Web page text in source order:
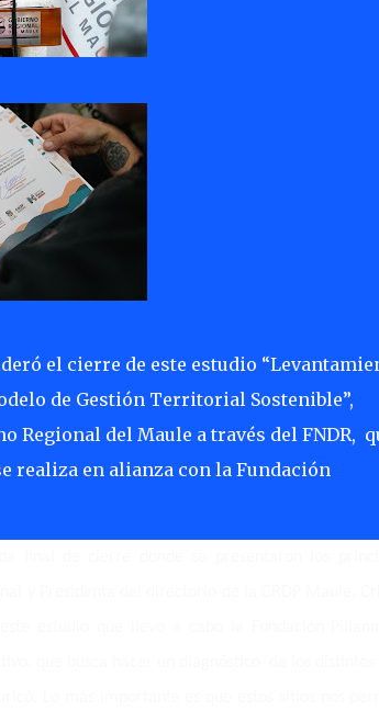
el cierre de este estudio
de Gestión Territorial Sostenible”,
Regional del Maule a través del FNDR,
realiza en alianza con la Fundación